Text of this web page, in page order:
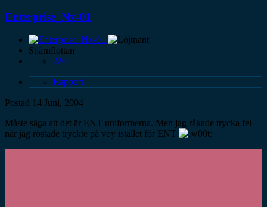
Enterprise_Nx-01
Stjärnflottan
220
Rapport
Postad 14 Juni, 2004
Måste säga att det är ENT uniformerna. Men jag råkade trycka fel
när jag röstade tryckte på voy istället för ENT